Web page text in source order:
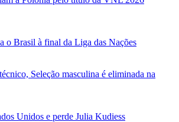
o Brasil à final da Liga das Nações
Seleção masculina é eliminada na
Unidos e perde Julia Kudiess